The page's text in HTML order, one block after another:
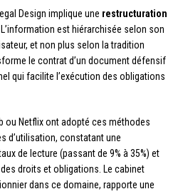
Design implique une restructuration
est hiérarchisée selon son
et non plus selon la tradition
le contrat d’un document défensif
qui facilite l’exécution des obligations
ou Netflix ont adopté ces méthodes
d’utilisation, constatant une
de lecture (passant de 9% à 35%) et
droits et obligations. Le cabinet
dans ce domaine, rapporte une